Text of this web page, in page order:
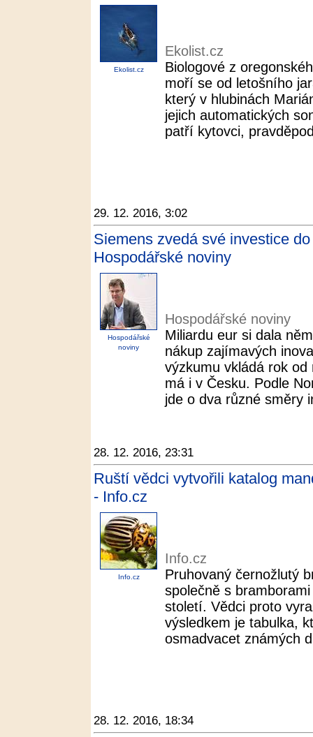
Ekolist.cz
Ekolist.cz
Biologové z
moří se od letošního
který v hlubinách
jejich automatických
patří kytovci,
29. 12. 2016, 3:02
Siemens zvedá své investice
Hospodářské noviny
Hospodářské
noviny
Hospodářské noviny
Miliardu eur si dala
nákup zajímavých
výzkumu vkládá rok
má i v Česku. Podle
jde o dva různé směry
28. 12. 2016, 23:31
Ruští vědci vytvořili katalog
- Info.cz
Info.cz
Info.cz
Pruhovaný černožlutý
společně s
století. Vědci proto
výsledkem je tabulka,
osmadvacet známých
28. 12. 2016, 18:34